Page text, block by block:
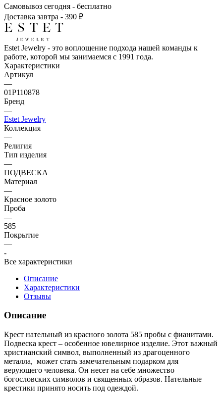
Самовывоз сегодня - бесплатно
Доставка завтра - 390 ₽
Estet Jewelry - это воплощение подхода нашей команды к
работе, которой мы занимаемся с 1991 года.
Характеристики
Артикул
—
01Р110878
Бренд
—
Estet Jewelry
Коллекция
—
Религия
Тип изделия
—
ПОДВЕСКА
Материал
—
Красное золото
Проба
—
585
Покрытие
—
-
Все характеристики
Описание
Характеристики
Отзывы
Описание
Крест нательный из красного золота 585 пробы с фианитами.
Подвеска крест – особенное ювелирное изделие. Этот важный
христианский символ, выполненный из драгоценного
металла, может стать замечательным подарком для
верующего человека. Он несет на себе множество
богословских символов и священных образов. Нательные
крестики принято носить под одеждой.